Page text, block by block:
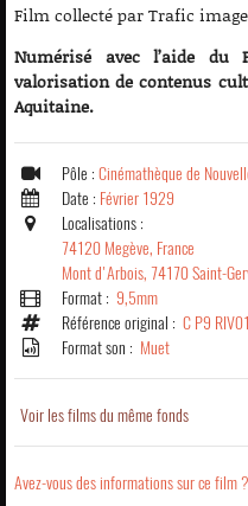
Film collecté par Trafic image
Numérisé avec l’aide du
valorisation de contenus
Aquitaine.
Pôle : Cinémathèque de
Date : Février 1929
Localisations :
74120 Megève, France
Mont d'Arbois, 74170 Saint-
Format : 9,5mm
Référence original : C P9
Format son : Muet
Voir les films du même fonds
Avez-vous des informations sur ce film ?